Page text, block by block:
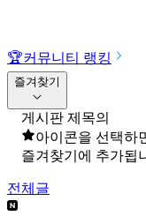
🏆커뮤니티 랭킹
즐겨찾기
게시판 제목의
아이콘을 선택하
즐겨찾기에 추가됩
전체글